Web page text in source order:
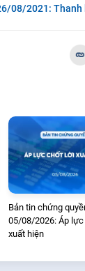
Bản tin chứng
05/08/2026: Áp
xuất hiện